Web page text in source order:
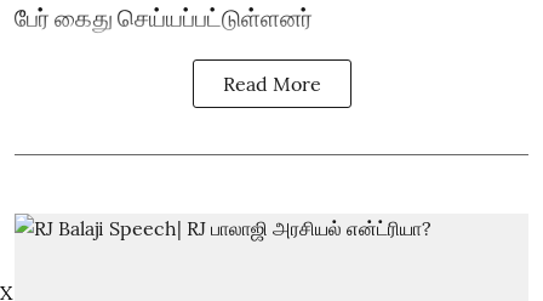
பேர் கைது செய்யப்பட்டுள்ளனர்
Read More
X